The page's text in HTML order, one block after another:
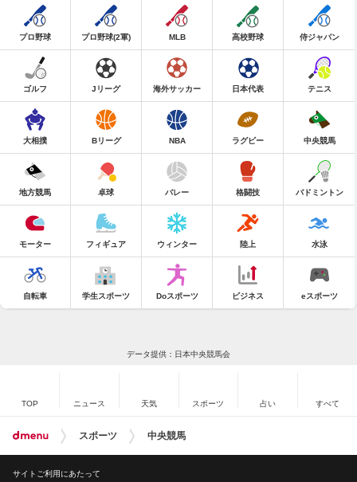
プロ野球 プロ野球(2軍) MLB 高校野球 侍ジャパン
ゴルフ Jリーグ 海外サッカー 日本代表 テニス
大相撲 Bリーグ NBA ラグビー 中央競馬
地方競馬 卓球 バレー 格闘技 バドミントン
モーター フィギュア ウィンター 陸上 水泳
自転車 学生スポーツ Doスポーツ ビジネス eスポーツ
データ提供：日本中央競馬会
TOP ニュース 天気 スポーツ 占い すべて
スポーツ 中央競馬
サイトご利用にあたって